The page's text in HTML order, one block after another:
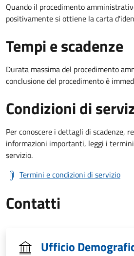
Quando il procedimento
positivamente si ottiene la carta
Tempi e scadenze
Durata massima del procedimento
conclusione del procedimento è
Condizioni di
Per conoscere i dettagli di scadenze,
informazioni importanti, leggi i
servizio.
Termini e condizioni di servizio
Contatti
Ufficio